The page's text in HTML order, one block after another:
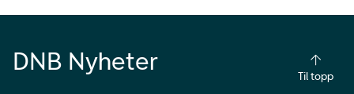
DNB Nyheter
Til topp